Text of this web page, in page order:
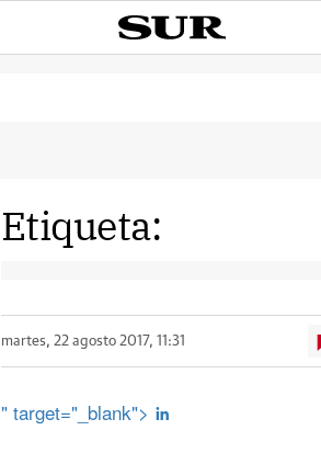
Etiqueta:
martes, 22 agosto 2017, 11:31
" target="_blank">